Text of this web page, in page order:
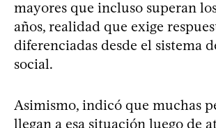
mayores que incluso superan
años, realidad que exige
diferenciadas desde el sistema
social.
Asimismo, indicó que muchas
llegan a esa situación luego de